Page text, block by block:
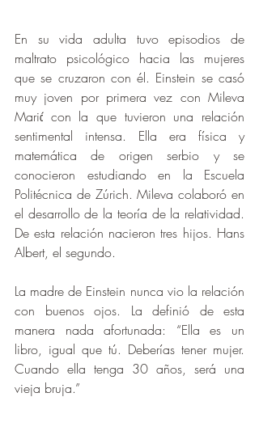
En su vida adulta tuvo episodios de
maltrato psicológico hacia las mujeres
que se cruzaron con él. Einstein se casó
muy joven por primera vez con Mileva
Marić con la que tuvieron una relación
sentimental intensa. Ella era física y
matemática de origen serbio y se
conocieron estudiando en la Escuela
Politécnica de Zúrich. Mileva colaboró en
el desarrollo de la teoría de la relatividad.
De esta relación nacieron tres hijos. Hans
Albert, el segundo.
La madre de Einstein nunca vio la relación
con buenos ojos. La definió de esta
manera nada afortunada: “Ella es un
libro, igual que tú. Deberías tener mujer.
Cuando ella tenga 30 años, será una
vieja bruja.”